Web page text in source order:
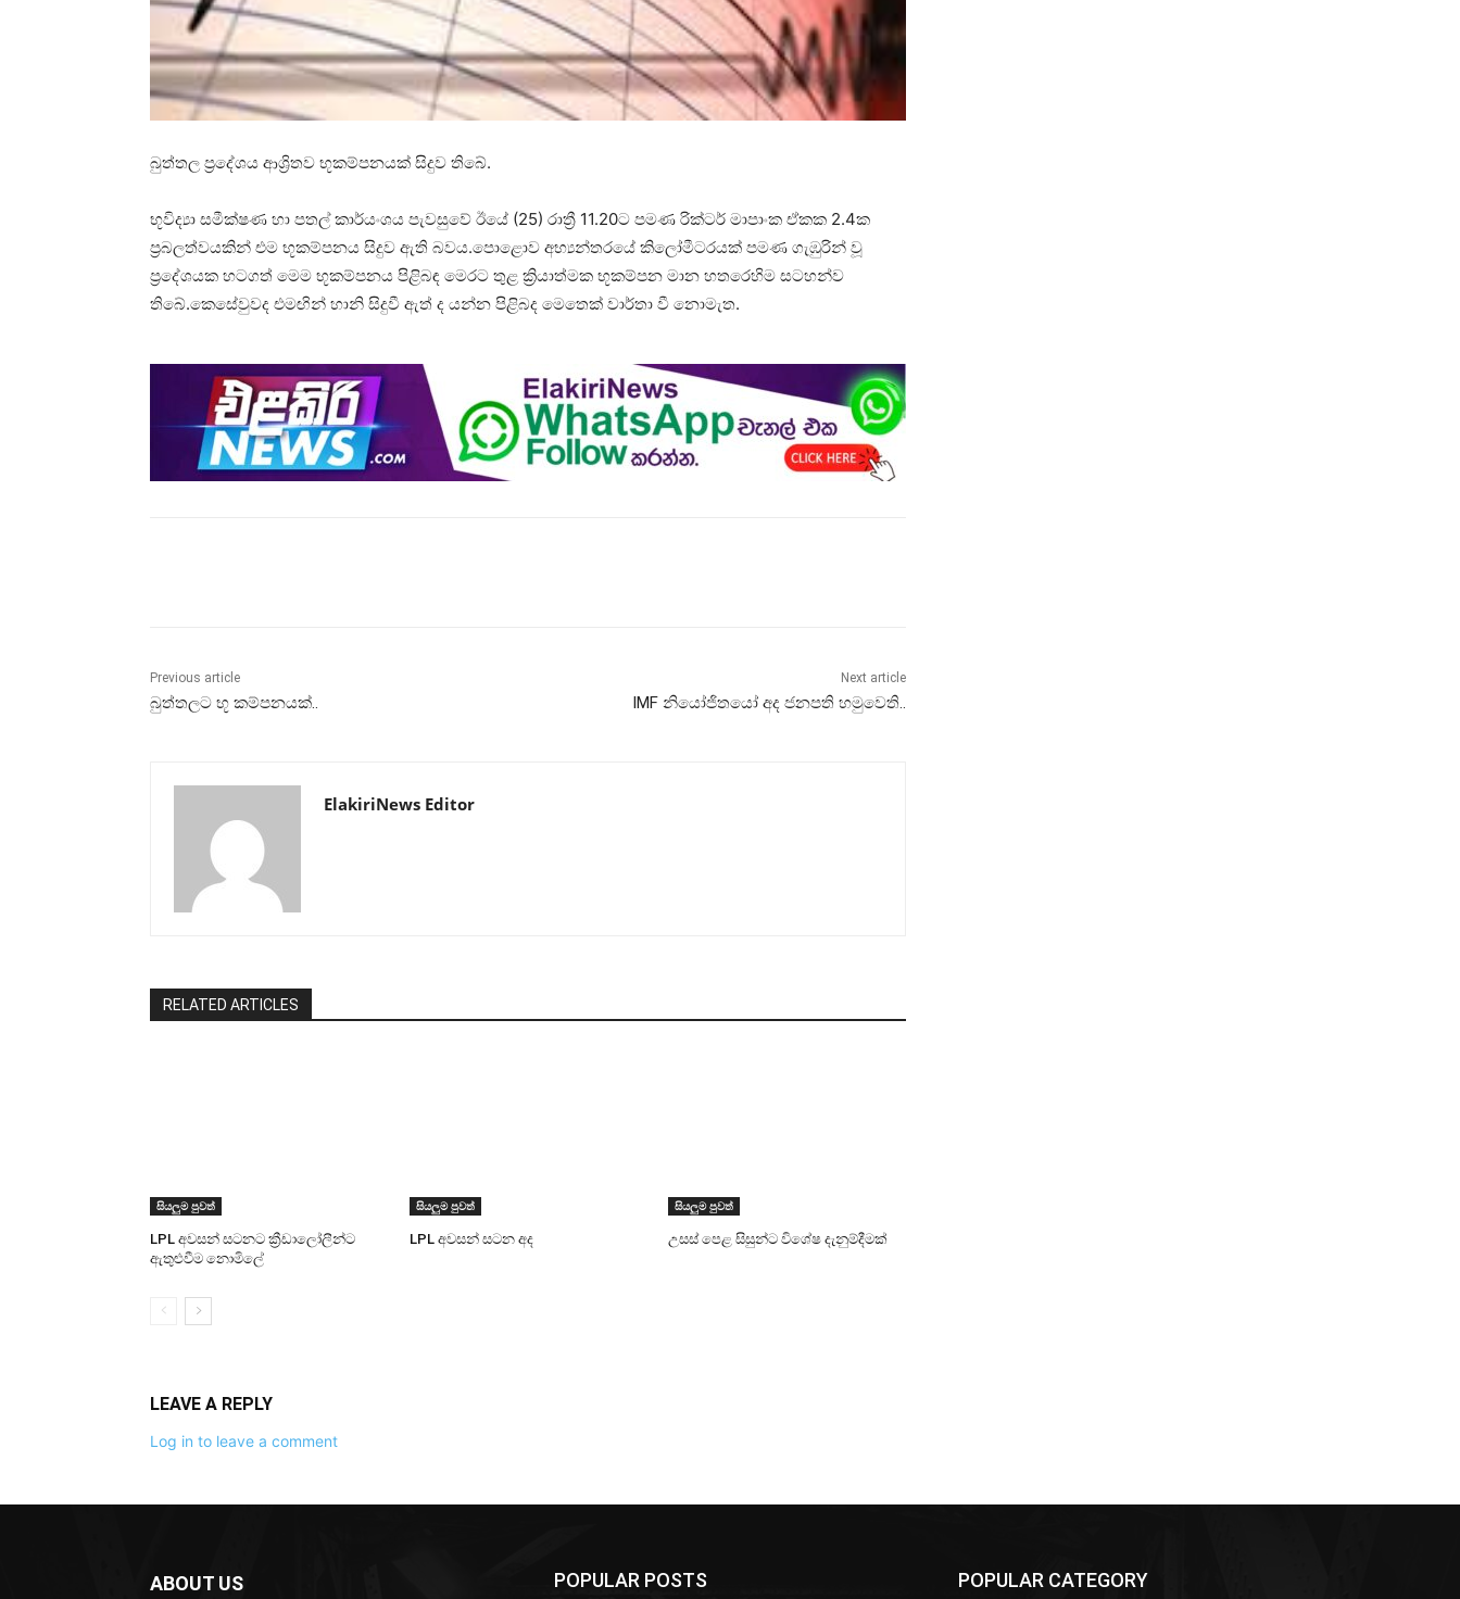
බුත්තල ප්‍රදේශය ආශ්‍රිතව භූකම්පනයක් සිදුව තිබේ.
භූවිද්‍යා සමීක්ෂණ හා පතල් කාර්යංශය පැවසුවේ ඊයේ (25) රාත්‍රී 11.20ට පමණ රික්ටර් මාපාංක ඒකක 2.4ක
ප්‍රබලත්වයකින් එම භූකම්පනය සිදුව ඇති බවය.පොළොව අභ්‍යන්තරයේ කිලෝමීටරයක් පමණ ගැඹුරින් වූ
ප්‍රදේශයක හටගත් මෙම භූකම්පනය පිළිබඳ මෙරට තුළ ක්‍රියාත්මක භූකම්පන මාන හතරෙහිම සටහන්ව
තිබේ.කෙසේවුවද එමඟින් හානි සිදුවී ඇත් ද යන්න පිළිබද මෙතෙක් වාර්තා වී නොමැත.
Previous article
බුත්තලට භූ කම්පනයක්..
Next article
IMF නියෝජිතයෝ අද ජනපති හමුවෙති..
ElakiriNews Editor
RELATED ARTICLES
සියලුම පුවත්
LPL අවසන් සටනට ක්‍රීඩාලෝලීන්ට
ඇතුළුවීම නොමිලේ
සියලුම පුවත්
LPL අවසන් සටන අද
සියලුම පුවත්
උසස් පෙළ සිසුන්ට විශේෂ දැනුම්දීමක්
LEAVE A REPLY
Log in to leave a comment
ABOUT US POPULAR POSTS POPULAR CATEGORY